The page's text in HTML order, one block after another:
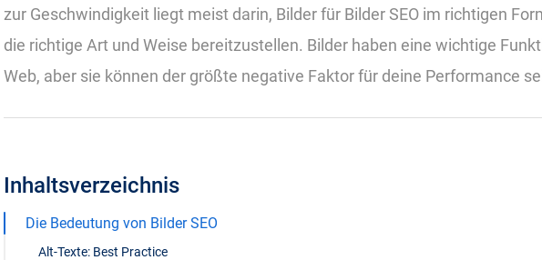
zur Geschwindigkeit liegt meist darin, Bilder für Bilder SEO im richtigen
die richtige Art und Weise bereitzustellen. Bilder haben eine wichtige
Web, aber sie können der größte negative Faktor für deine Performance
Inhaltsverzeichnis
Die Bedeutung von Bilder SEO
Alt-Texte: Best Practice